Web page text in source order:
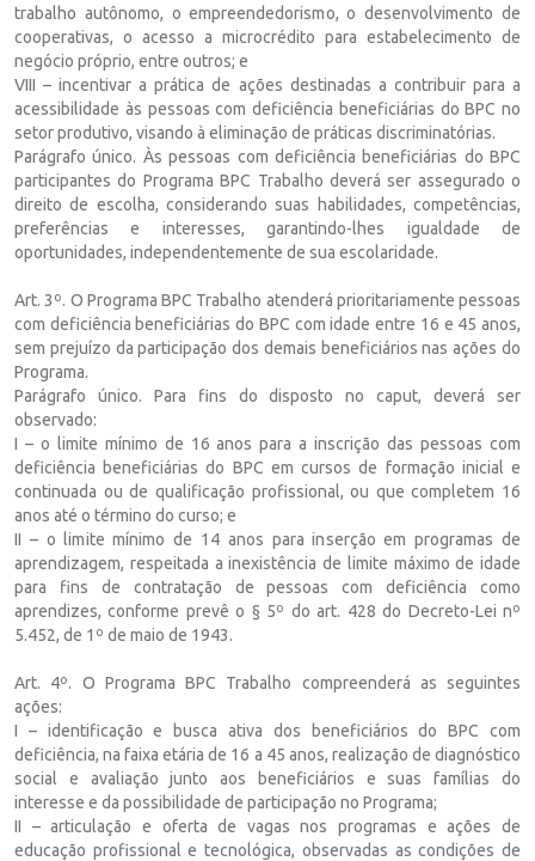
trabalho autônomo, o empreendedorismo, o desenvolvimento de
cooperativas, o acesso a microcrédito para estabelecimento de
negócio próprio, entre outros; e
VIII – incentivar a prática de ações destinadas a contribuir para a
acessibilidade às pessoas com deficiência beneficiárias do BPC no
setor produtivo, visando à eliminação de práticas discriminatórias.
Parágrafo único. Às pessoas com deficiência beneficiárias do BPC
participantes do Programa BPC Trabalho deverá ser assegurado o
direito de escolha, considerando suas habilidades, competências,
preferências e interesses, garantindo-lhes igualdade de
oportunidades, independentemente de sua escolaridade.
Art. 3º. O Programa BPC Trabalho atenderá prioritariamente pessoas
com deficiência beneficiárias do BPC com idade entre 16 e 45 anos,
sem prejuízo da participação dos demais beneficiários nas ações do
Programa.
Parágrafo único. Para fins do disposto no caput, deverá ser
observado:
I – o limite mínimo de 16 anos para a inscrição das pessoas com
deficiência beneficiárias do BPC em cursos de formação inicial e
continuada ou de qualificação profissional, ou que completem 16
anos até o término do curso; e
II – o limite mínimo de 14 anos para inserção em programas de
aprendizagem, respeitada a inexistência de limite máximo de idade
para fins de contratação de pessoas com deficiência como
aprendizes, conforme prevê o § 5º do art. 428 do Decreto-Lei nº
5.452, de 1º de maio de 1943.
Art. 4º. O Programa BPC Trabalho compreenderá as seguintes
ações:
I – identificação e busca ativa dos beneficiários do BPC com
deficiência, na faixa etária de 16 a 45 anos, realização de diagnóstico
social e avaliação junto aos beneficiários e suas famílias do
interesse e da possibilidade de participação no Programa;
II – articulação e oferta de vagas nos programas e ações de
educação profissional e tecnológica, observadas as condições de